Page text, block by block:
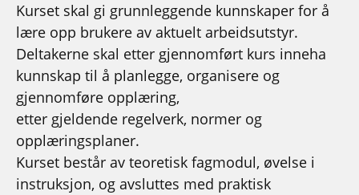
Kurset skal gi grunnleggende kunnskaper for å
lære opp brukere av aktuelt arbeidsutstyr.
Deltakerne skal etter gjennomført kurs inneha
kunnskap til å planlegge, organisere og
gjennomføre opplæring,
etter gjeldende regelverk, normer og
opplæringsplaner.
Kurset består av teoretisk fagmodul, øvelse i
instruksjon, og avsluttes med praktisk